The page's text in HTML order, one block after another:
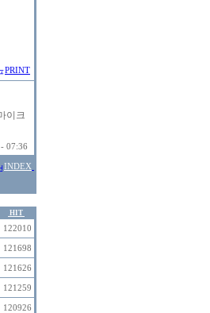
PRINT
이크
07:36
INDEX
HIT
122010
121698
121626
121259
120926